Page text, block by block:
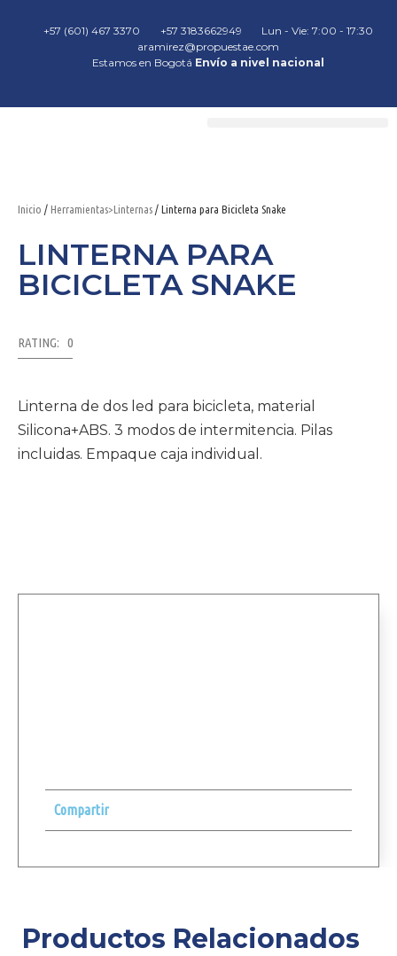
+57 (601) 467 3370 +57 3183662949
Lun - Vie: 7:00 - 17:30
aramirez@propuestae.com
Estamos en Bogotá Envío a nivel nacional
Compartir
Inicio / Herramientas>Linternas / Linterna para Bicicleta Snake
LINTERNA PARA
BICICLETA SNAKE
RATING: 0
Linterna de dos led para bicicleta, material
Silicona+ABS. 3 modos de intermitencia. Pilas
incluidas. Empaque caja individual.
Productos Relacionados